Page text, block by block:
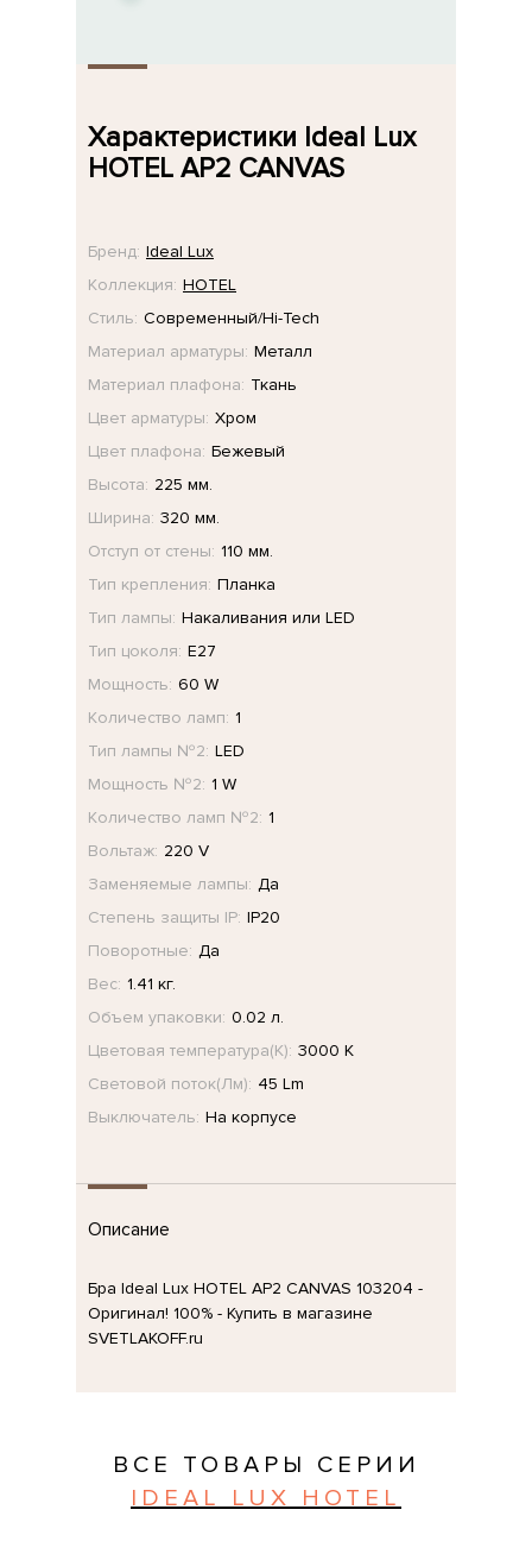
Характеристики Ideal Lux
HOTEL AP2 CANVAS
Бренд: Ideal Lux
Коллекция: HOTEL
Стиль: Современный/Hi-Tech
Материал арматуры: Металл
Материал плафона: Ткань
Цвет арматуры: Хром
Цвет плафона: Бежевый
Высота: 225 мм.
Ширина: 320 мм.
Отступ от стены: 110 мм.
Тип крепления: Планка
Тип лампы: Накаливания или LED
Тип цоколя: E27
Мощность: 60 W
Количество ламп: 1
Тип лампы №2: LED
Мощность №2: 1 W
Количество ламп №2: 1
Вольтаж: 220 V
Заменяемые лампы: Да
Степень защиты IP: IP20
Поворотные: Да
Вес: 1.41 кг.
Объем упаковки: 0.02 л.
Цветовая температура(К): 3000 K
Световой поток(Лм): 45 Lm
Выключатель: На корпусе
Описание
Бра Ideal Lux HOTEL AP2 CANVAS 103204 -
Оригинал! 100% - Купить в магазине
SVETLAKOFF.ru
ВСЕ ТОВАРЫ СЕРИИ
IDEAL LUX HOTEL